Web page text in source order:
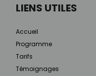
LIENS UTILES
Accueil
Programme
Tarifs
Témoignages